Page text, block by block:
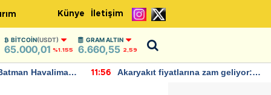
Künye İletişim
BITCOIN(USDT)
65.000,01 %1.155
GRAM ALTIN
6.660,55 2,59
Havalimanı
11:56
Akaryakıt fiyatlarına zam geliyor: